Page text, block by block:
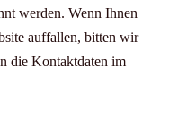
werden. Wenn Ihnen
auffallen, bitten wir
die Kontaktdaten im